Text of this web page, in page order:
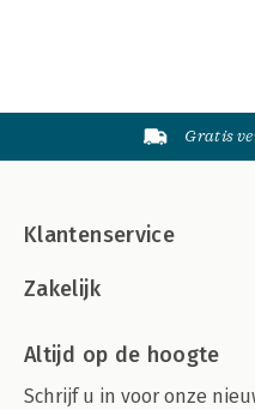
Gratis
Klantenservice
Zakelijk
Altijd op de hoogte
Schrijf u in voor onze